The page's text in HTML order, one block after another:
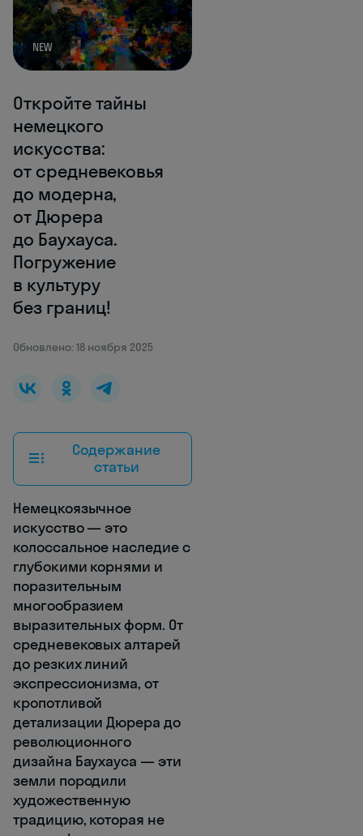
NEW
Откройте тайны
немецкого
искусства:
от средневековья
до модерна,
от Дюрера
до Баухауса.
Погружение
в культуру
без границ!
Обновлено: 18 ноября 2025
Содержание
статьи
Немецкоязычное
искусство — это
колоссальное наследие с
глубокими корнями и
поразительным
многообразием
выразительных форм. От
средневековых алтарей
до резких линий
экспрессионизма, от
кропотливой
детализации Дюрера до
революционного
дизайна Баухауса — эти
земли породили
художественную
традицию, которая не